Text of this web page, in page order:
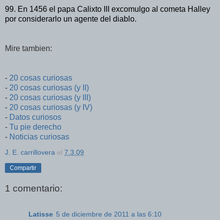
99. En 1456 el papa Calixto III excomulgo al cometa Halley
por considerarlo un agente del diablo.
Mire tambien:
- 20 cosas curiosas
- 20 cosas curiosas (y II)
- 20 cosas curiosas (y III)
- 20 cosas curiosas (y IV)
- Datos curiosos
- Tu pie derecho
- Noticias curiosas
J. E. carrillovera el 7.3.09
Compartir
1 comentario:
Latisse 5 de diciembre de 2011 a las 6:10